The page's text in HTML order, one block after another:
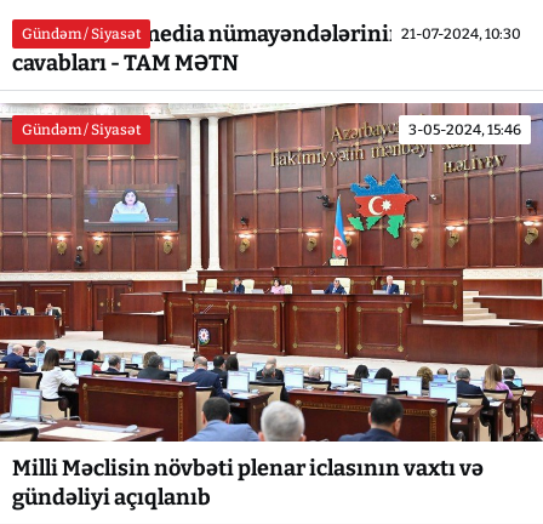
Gündəm / Siyasət 21-07-2024, 10:30
Prezidentin media nümayəndələrinin suallarına
cavabları - TAM MƏTN
Gündəm / Siyasət 3-05-2024, 15:46
Milli Məclisin növbəti plenar iclasının vaxtı və
gündəliyi açıqlanıb